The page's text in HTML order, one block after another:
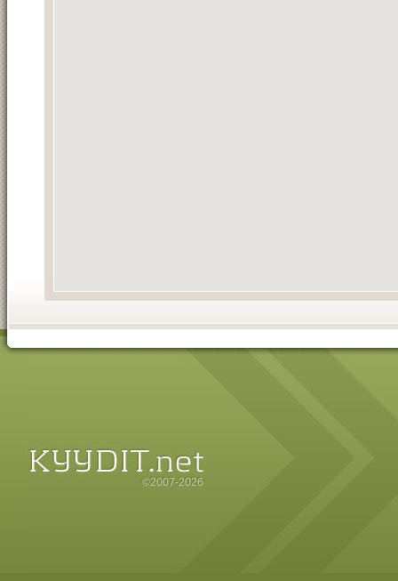
©2007-2026